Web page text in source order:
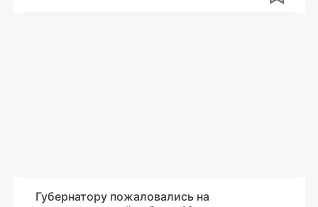
Губернатору пожаловались на